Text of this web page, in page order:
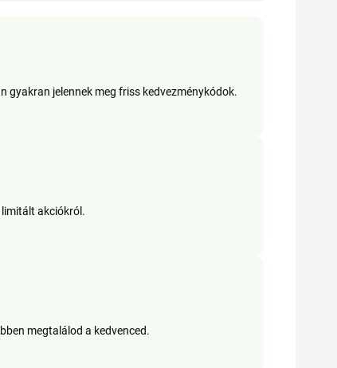
gyakran jelennek meg friss kedvezménykódok.
limitált akciókról.
megtalálod a kedvenced.